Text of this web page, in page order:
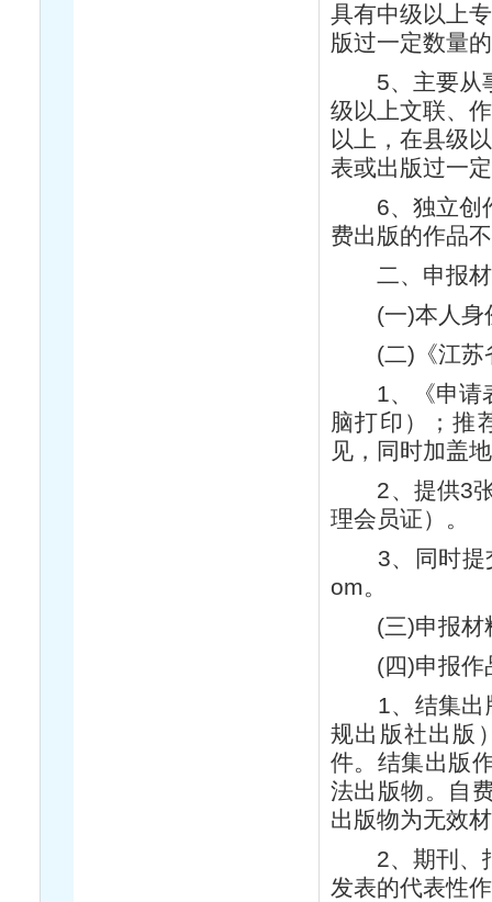
具有中级以上
版过一定数量
5、主要从事
级以上文联、
以上，在县级
表或出版过一
6、独立创作
费出版的作品
二、申报材
(一)本人身
(二)《江苏
1、《申请表
脑打印）；推
见，同时加盖
2、提供3张
理会员证）。
3、同时提交
om。
(三)申报材料
(四)申报作
1、结集出版
规出版社出版
件。结集出版
法出版物。自
出版物为无效
2、期刊、报
发表的代表性